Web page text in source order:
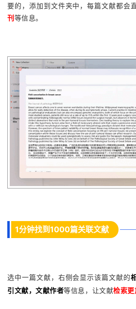
要的，添加到文件夹中，每篇文献都会
刊 等信息。
1分钟找到1000篇关联文献
选中一篇文献，右侧会显示该篇文献的
引文献，文献作者等信息，让文献检索